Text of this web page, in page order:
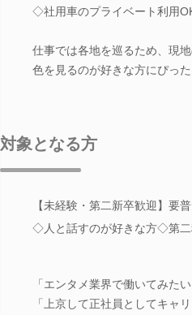
◇社用車のプライベート利用
仕事では各地を巡るため、現
色を見るのが好きな方にぴっ
対象となる方
【未経験・第二新卒歓迎】
◇人と話すのが好きな方◇第二
「エンタメ業界で働いてみたい
「上京して正社員としてキャ